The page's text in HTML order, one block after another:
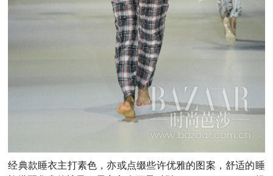
经典款睡衣主打素色，亦或点缀些许优雅的图案，舒适的睡